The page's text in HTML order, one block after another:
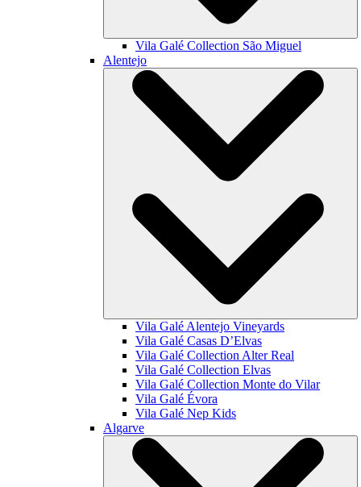
Vila Galé Collection São Miguel
Alentejo
Vila Galé Alentejo Vineyards
Vila Galé Casas D’Elvas
Vila Galé Collection Alter Real
Vila Galé Collection Elvas
Vila Galé Collection Monte do Vilar
Vila Galé Évora
Vila Galé Nep Kids
Algarve